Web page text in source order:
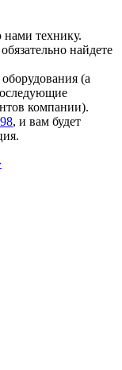
технику.
найдете
(а
компании).
, и вам будет